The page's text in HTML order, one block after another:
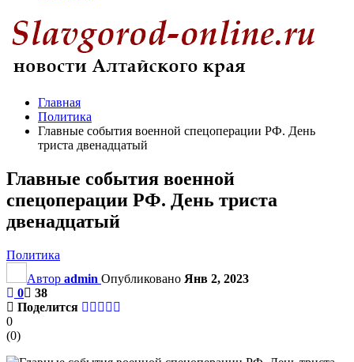
Главная
Политика
Главные события военной спецоперации РФ. День
триста двенадцатый
Главные события военной
спецоперации РФ. День триста
двенадцатый
Политика
Автор admin Опубликовано Янв 2, 2023
0
38
Поделится
0
(0)